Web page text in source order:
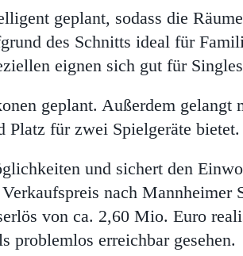
geplant, sodass die
des Schnitts ideal für
eignen sich gut für
geplant. Außerdem gelangt
Platz für zwei Spielgeräte bietet.
und sichert den
nach Mannheimer
von ca. 2,60 Mio. Euro
problemlos erreichbar gesehen.